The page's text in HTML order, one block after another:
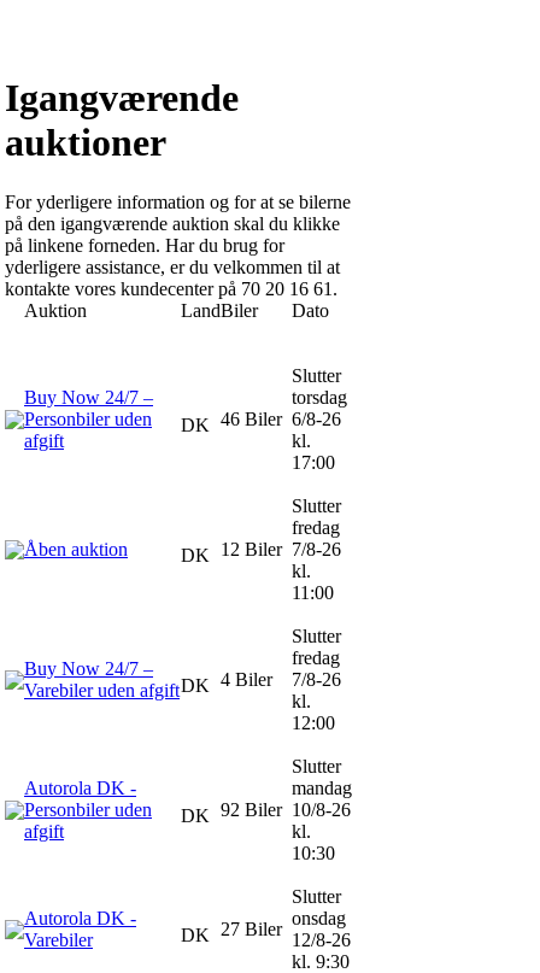
Igangværende
auktioner
For yderligere information og for at se bilerne
på den igangværende auktion skal du klikke
på linkene forneden. Har du brug for
yderligere assistance, er du velkommen til at
kontakte vores kundecenter på 70 20 16 61.
Auktion
LandBiler Dato
Buy Now 24/7 –
Personbiler uden
afgift
DK 46 Biler
Slutter
torsdag
6/8-26
kl.
17:00
Åben auktion DK 12 Biler
Slutter
fredag
7/8-26
kl.
11:00
Buy Now 24/7 –
Varebiler uden afgiftDK 4 Biler
Slutter
fredag
7/8-26
kl.
12:00
Autorola DK -
Personbiler uden
afgift
DK 92 Biler
Slutter
mandag
10/8-26
kl.
10:30
Autorola DK -
Varebiler
DK 27 Biler
Slutter
onsdag
12/8-26
kl. 9:30